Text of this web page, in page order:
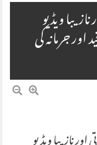
ویڈیو
جرمانہ کی